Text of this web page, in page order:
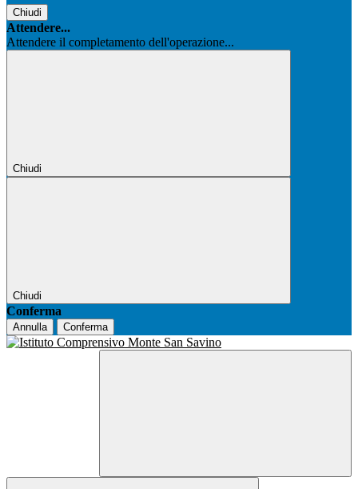
Chiudi
Attendere...
Attendere il completamento dell'operazione...
Chiudi
Chiudi
Conferma
Annulla Conferma